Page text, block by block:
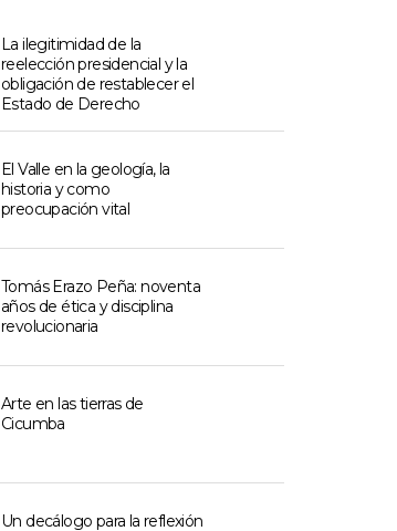
La ilegitimidad de la
reelección presidencial y la
obligación de restablecer el
Estado de Derecho
El Valle en la geología, la
historia y como
preocupación vital
Tomás Erazo Peña: noventa
años de ética y disciplina
revolucionaria
Arte en las tierras de
Cicumba
Un decálogo para la reflexión